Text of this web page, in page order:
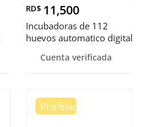
RD$ 11,500
Incubadoras de 112
huevos automatico digital
Cuenta verificada